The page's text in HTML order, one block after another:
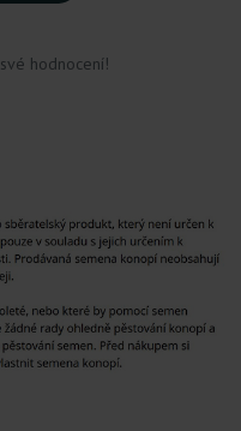
hodnocení!